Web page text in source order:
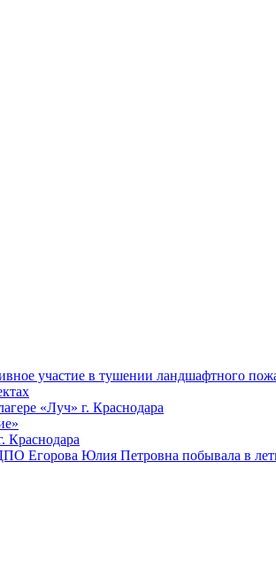
участие в тушении ландшафтного
«Луч» г. Краснодара
Краснодара
Егорова Юлия Петровна побывала в